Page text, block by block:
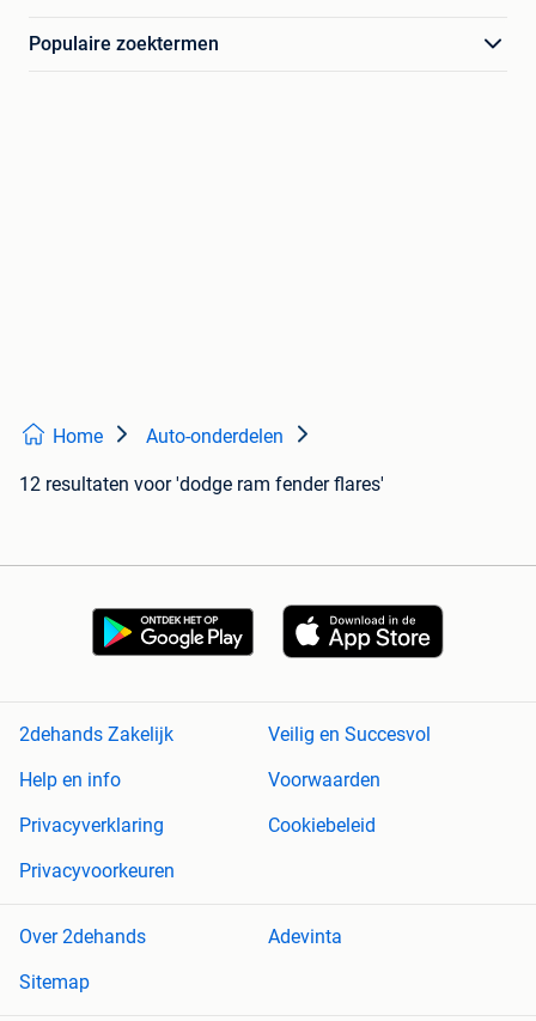
Populaire zoektermen
Home Auto-onderdelen
12 resultaten voor 'dodge ram fender flares'
2dehands Zakelijk
Veilig en Succesvol
Help en info
Voorwaarden
Privacyverklaring
Cookiebeleid
Privacyvoorkeuren
Over 2dehands
Adevinta
Sitemap